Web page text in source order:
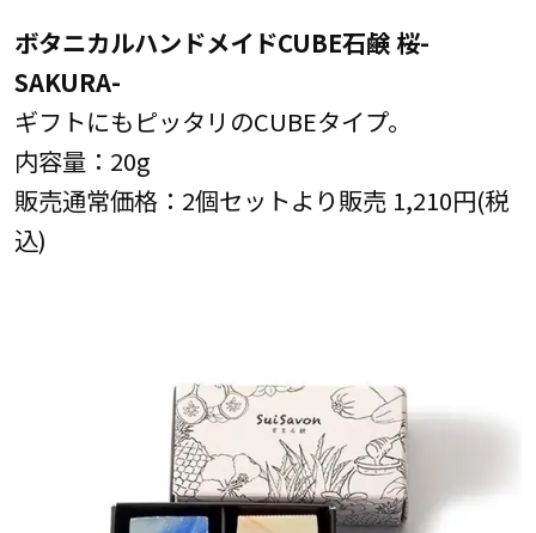
ボタニカルハンドメイドCUBE石鹸 桜-
SAKURA-
ギフトにもピッタリのCUBEタイプ。
内容量：20g
販売通常価格：2個セットより販売 1,210円(税
込)